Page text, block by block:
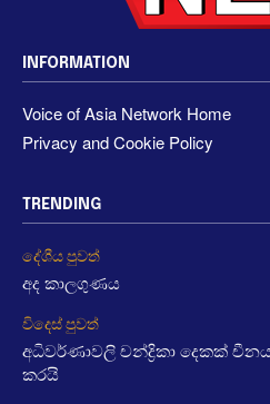
INFORMATION
Voice of Asia Network Home
Privacy and Cookie Policy
TRENDING
දේශීය පුවත්
අද කාලගුණය
විදෙස් පුවත්
අධිවර්ණාවලි චන්ද්‍රිකා දෙකක්
කරයි